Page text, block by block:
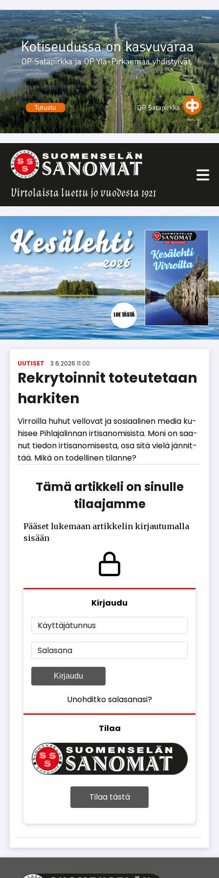
Virtolaista luettu jo vuodesta 1921
UUTISET 3.6.2026 11.00
Rekrytoinnit toteutetaan
harkiten
Vir­roil­la hu­hut vel­lo­vat ja so­si­aa­li­nen me­dia ku­
hi­see Pih­la­ja­lin­nan ir­ti­sa­no­mi­sis­ta. Moni on saa­
nut tie­don ir­ti­sa­no­mi­ses­ta, osa sitä vie­lä jän­nit­
tää. Mikä on to­del­li­nen ti­lan­ne?
Tämä artikkeli on sinulle
tilaajamme
Pääset lukemaan artikkelin kirjautumalla
sisään
Kirjaudu
Käyttäjätunnus
Salasana
Kirjaudu
Unohditko salasanasi?
Tilaa
Tilaa tästä